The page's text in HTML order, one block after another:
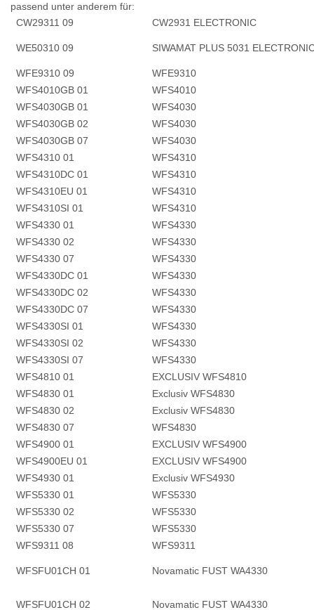
passend unter anderem für:
CW29311 09
CW2931 ELECTRONIC
WE50310 09 SIWAMAT PLUS 5031
WFE9310 09
WFE9310
WFS4010GB 01
WFS4010
WFS4030GB 01
WFS4030
WFS4030GB 02
WFS4030
WFS4030GB 07
WFS4030
WFS4310 01
WFS4310
WFS4310DC 01
WFS4310
WFS4310EU 01
WFS4310
WFS4310SI 01
WFS4310
WFS4330 01
WFS4330
WFS4330 02
WFS4330
WFS4330 07
WFS4330
WFS4330DC 01
WFS4330
WFS4330DC 02
WFS4330
WFS4330DC 07
WFS4330
WFS4330SI 01
WFS4330
WFS4330SI 02
WFS4330
WFS4330SI 07
WFS4330
WFS4810 01
EXCLUSIV WFS4810
WFS4830 01
Exclusiv WFS4830
WFS4830 02
Exclusiv WFS4830
WFS4830 07
WFS4830
WFS4900 01
EXCLUSIV WFS4900
WFS4900EU 01
EXCLUSIV WFS4900
WFS4930 01
Exclusiv WFS4930
WFS5330 01
WFS5330
WFS5330 02
WFS5330
WFS5330 07
WFS5330
WFS9311 08
WFS9311
WFSFU01CH 01 Novamatic FUST WA4330
WFSFU01CH 02 Novamatic FUST WA4330